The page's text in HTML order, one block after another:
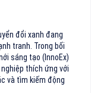
đổi xanh đang
tranh. Trong bối
sáng tạo (InnoEx)
thích ứng với
và tìm kiếm động